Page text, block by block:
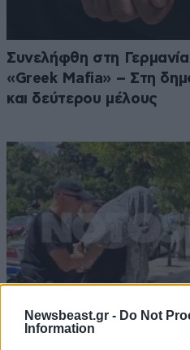
Newsbeast.gr - Do Not
Information
Συνελήφθη στη
«Greek Mafia» – Στη
και δεύτερου μέλους